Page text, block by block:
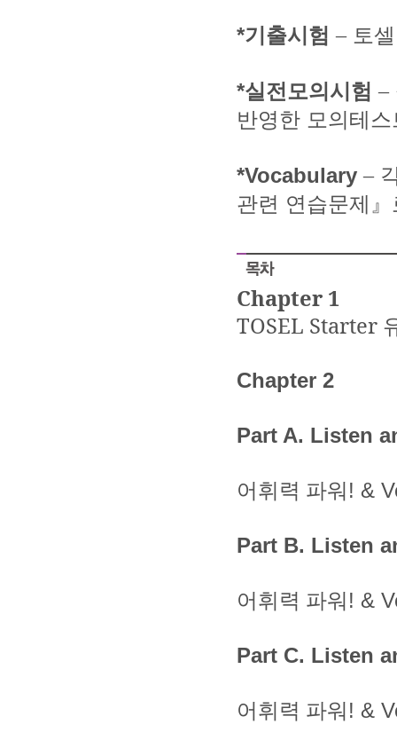
*기출시험 – 토
*실전모의시험 –
반영한 모의테스
*Vocabulary –
관련 연습문제
Chapter 1
TOSEL Starter
Chapter2
Part A. Listen
어휘력 파워! &
Part B. Listen
어휘력 파워! &
Part C. Listen
어휘력 파워! &